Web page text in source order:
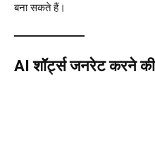
बना सकते हैं।
AI शॉर्ट्स जनरेट करने